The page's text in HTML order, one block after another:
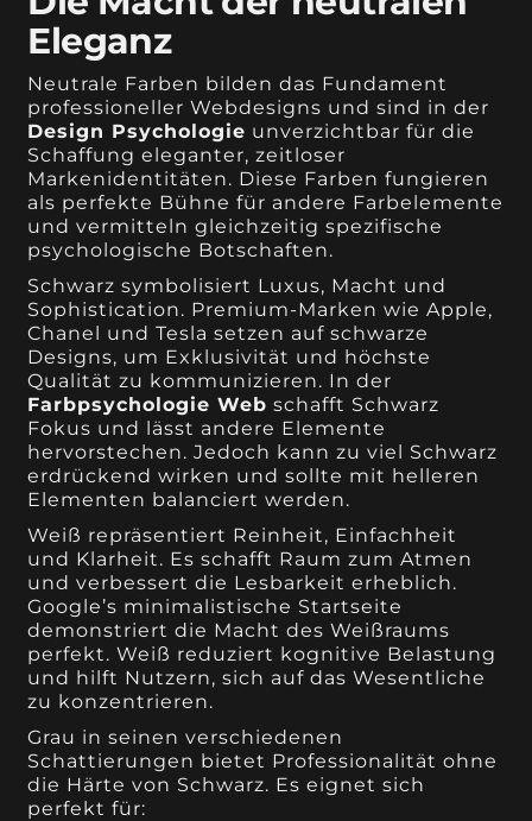
Eleganz
Neutrale Farben bilden das Fundament
professioneller Webdesigns und sind in der
Design Psychologie unverzichtbar für die
Schaffung eleganter, zeitloser
Markenidentitäten. Diese Farben fungieren
als perfekte Bühne für andere Farbelemente
und vermitteln gleichzeitig spezifische
psychologische Botschaften.
Schwarz symbolisiert Luxus, Macht und
Sophistication. Premium-Marken wie Apple,
Chanel und Tesla setzen auf schwarze
Designs, um Exklusivität und höchste
Qualität zu kommunizieren. In der
Farbpsychologie Web schafft Schwarz
Fokus und lässt andere Elemente
hervorstechen. Jedoch kann zu viel Schwarz
erdrückend wirken und sollte mit helleren
Elementen balanciert werden.
Weiß repräsentiert Reinheit, Einfachheit
und Klarheit. Es schafft Raum zum Atmen
und verbessert die Lesbarkeit erheblich.
Google’s minimalistische Startseite
demonstriert die Macht des Weißraums
perfekt. Weiß reduziert kognitive Belastung
und hilft Nutzern, sich auf das Wesentliche
zu konzentrieren.
Grau in seinen verschiedenen
Schattierungen bietet Professionalität ohne
die Härte von Schwarz. Es eignet sich
perfekt für: